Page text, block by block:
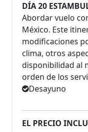
DÍA 20
Abordar vuelo
México. Este
modificaciones
clima, otros
disponibilidad al
orden de los
Desayuno
EL PRECIO